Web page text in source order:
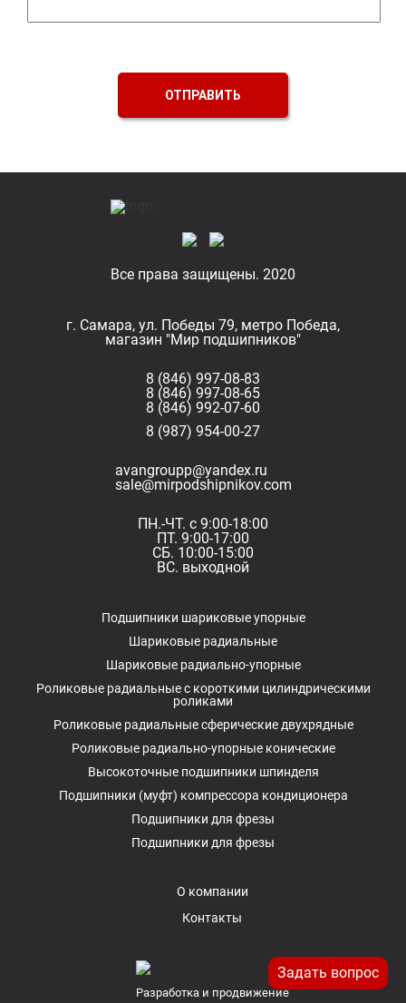
ОТПРАВИТЬ
Все права защищены. 2020
г. Самара, ул. Победы 79, метро Победа,
магазин "Мир подшипников"
8 (846) 997-08-83
8 (846) 997-08-65
8 (846) 992-07-60
8 (987) 954-00-27
avangroupp@yandex.ru
sale@mirpodshipnikov.com
ПН.-ЧТ. с 9:00-18:00
ПТ. 9:00-17:00
СБ. 10:00-15:00
ВС. выходной
Подшипники шариковые упорные
Шариковые радиальные
Шариковые радиально-упорные
Роликовые радиальные с короткими цилиндрическими
роликами
Роликовые радиальные сферические двухрядные
Роликовые радиально-упорные конические
Высокоточные подшипники шпинделя
Подшипники (муфт) компрессора кондиционера
Подшипники для фрезы
Подшипники для фрезы
О компании
Контакты
Разработка и продвижение
Задать вопрос